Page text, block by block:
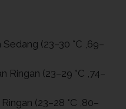
(23–30 °C ,69–
Ringan (23–29 °C ,74–
(23–28 °C ,80–